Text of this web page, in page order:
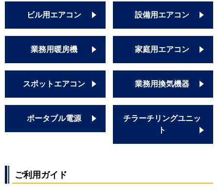
ビル用エアコン 設備用エアコン
業務用暖房機 家庭用エアコン
スポットエアコン 業務用換気機器
ポータブル電源
チラーチリングユニッ
ト
ご利用ガイド